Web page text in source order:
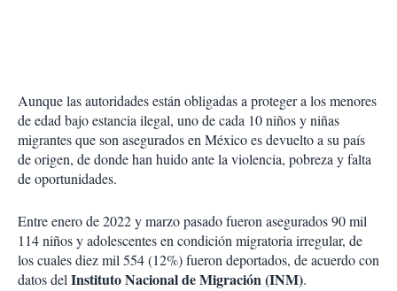
Aunque las autoridades están obligadas a proteger a los menores
de edad bajo estancia ilegal, uno de cada 10 niños y niñas
migrantes que son asegurados en México es devuelto a su país
de origen, de donde han huido ante la violencia, pobreza y falta
de oportunidades.
Entre enero de 2022 y marzo pasado fueron asegurados 90 mil
114 niños y adolescentes en condición migratoria irregular, de
los cuales diez mil 554 (12%) fueron deportados, de acuerdo con
datos delInstituto Nacional de Migración (INM).